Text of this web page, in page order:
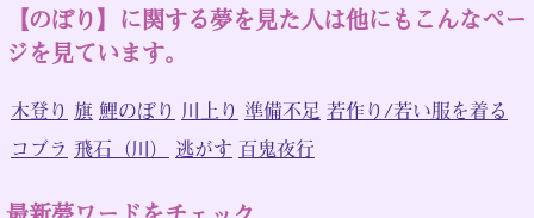
【のぼり】に関する夢を見た人は他にもこんなペー
ジを見ています。
木登り 旗 鯉のぼり 川上り 準備不足 若作り/若い服を着る
コブラ 飛石（川） 逃がす 百鬼夜行